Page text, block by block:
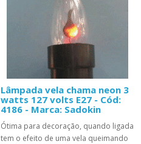
Lâmpada vela chama neon 3
watts 127 volts E27 - Cód:
4186 - Marca: Sadokin
Ótima para decoração, quando ligada
tem o efeito de uma vela queimando